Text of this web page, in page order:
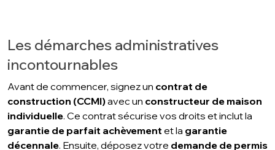
Les démarches administratives
incontournables
Avant de commencer, signez un contrat de
construction (CCMI)avec un constructeur de maison
individuelle. Ce contrat sécurise vos droits et inclut la
garantie de parfait achèvement et la garantie
décennale. Ensuite, déposez votre demande de permis